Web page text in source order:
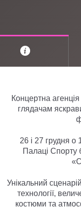
Концертна
глядачам
26 і 27 грудня
Палаці Спорту
Унікальний
технології,
костюми та